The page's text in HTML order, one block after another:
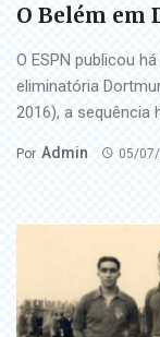
O Belém em
O ESPN publicou
eliminatória
2016), a sequência
Por Admin 05/07/